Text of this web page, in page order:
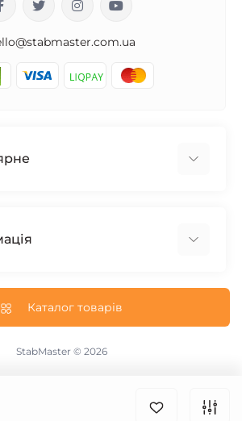
5 кВт
Каталог товарів
StabMaster © 2026